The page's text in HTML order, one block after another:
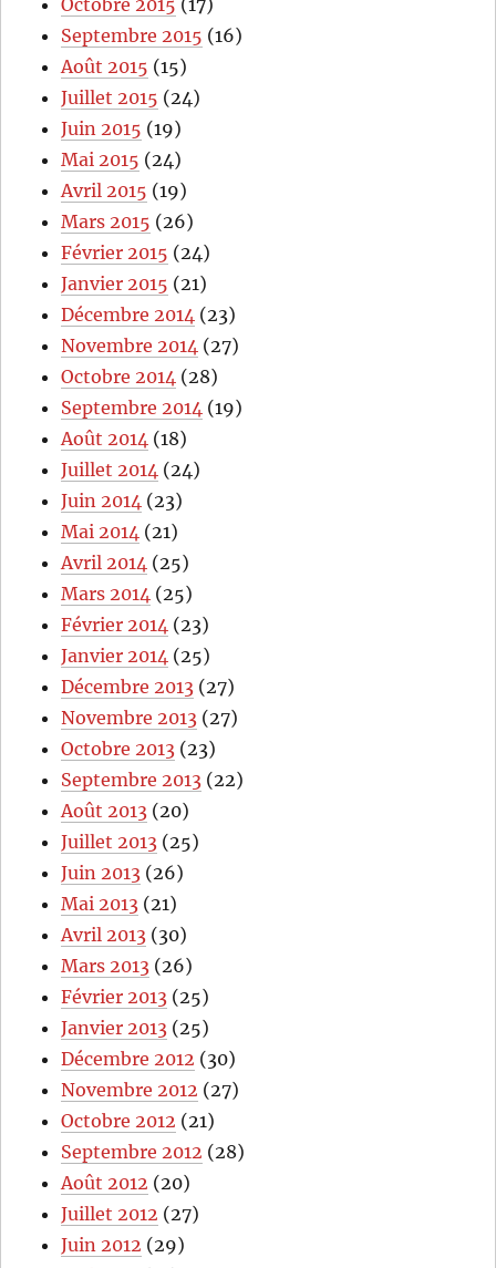
Octobre 2015 (17)
Septembre 2015 (16)
Août 2015 (15)
Juillet 2015 (24)
Juin 2015 (19)
Mai 2015 (24)
Avril 2015 (19)
Mars 2015 (26)
Février 2015 (24)
Janvier 2015 (21)
Décembre 2014 (23)
Novembre 2014 (27)
Octobre 2014 (28)
Septembre 2014 (19)
Août 2014 (18)
Juillet 2014 (24)
Juin 2014 (23)
Mai 2014 (21)
Avril 2014 (25)
Mars 2014 (25)
Février 2014 (23)
Janvier 2014 (25)
Décembre 2013 (27)
Novembre 2013 (27)
Octobre 2013 (23)
Septembre 2013 (22)
Août 2013 (20)
Juillet 2013 (25)
Juin 2013 (26)
Mai 2013 (21)
Avril 2013 (30)
Mars 2013 (26)
Février 2013 (25)
Janvier 2013 (25)
Décembre 2012 (30)
Novembre 2012 (27)
Octobre 2012 (21)
Septembre 2012 (28)
Août 2012 (20)
Juillet 2012 (27)
Juin 2012 (29)